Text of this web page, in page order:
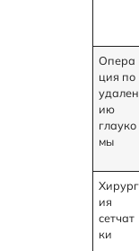
Опера
ция по
удален
ию
глауко
мы
Хирург
ия
сетчат
ки